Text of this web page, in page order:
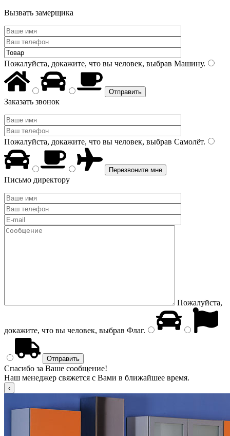
Вызвать замерщика
Пожалуйста, докажите, что вы человек, выбрав Машину.
Заказать звонок
Пожалуйста, докажите, что вы человек, выбрав Самолёт.
Письмо директору
Пожалуйста,
докажите, что вы человек, выбрав Флаг.
Спасибо за Ваше сообщение!
Наш менеджер свяжется с Вами в ближайшее время.